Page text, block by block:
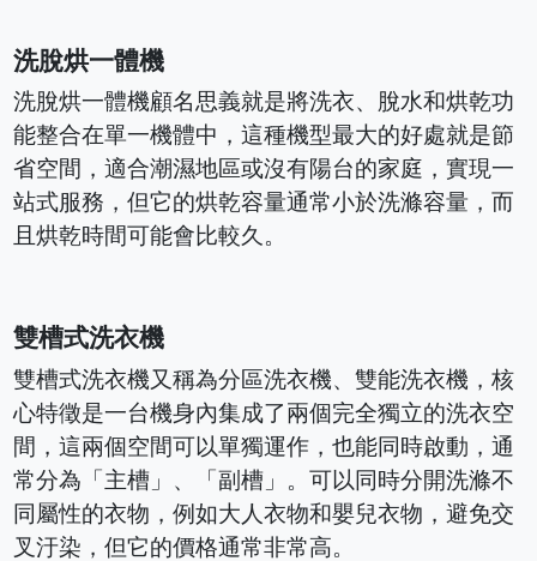
洗脫烘一體機
洗脫烘一體機顧名思義就是將洗衣、脫水和烘乾功
能整合在單一機體中，這種機型最大的好處就是節
省空間，適合潮濕地區或沒有陽台的家庭，實現一
站式服務，但它的烘乾容量通常小於洗滌容量，而
且烘乾時間可能會比較久。
雙槽式洗衣機
雙槽式洗衣機又稱為分區洗衣機、雙能洗衣機，核
心特徵是一台機身內集成了兩個完全獨立的洗衣空
間，這兩個空間可以單獨運作，也能同時啟動，通
常分為「主槽」、「副槽」。可以同時分開洗滌不
同屬性的衣物，例如大人衣物和嬰兒衣物，避免交
叉汙染，但它的價格通常非常高。